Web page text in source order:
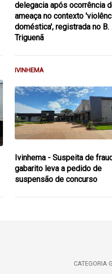
delegacia após ocorrência
ameaça no contexto
doméstica', registrada no B.
Triguenã
IVINHEMA
Ivinhema - Suspeita de
gabarito leva a pedido de
suspensão de concurso
CATEGORIA